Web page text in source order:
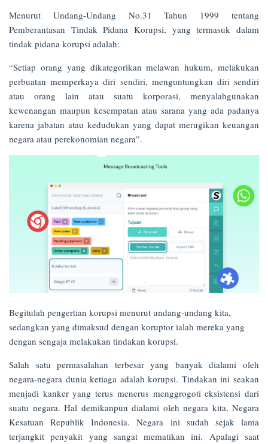
Menurut Undang-Undang No.31 Tahun 1999 tentang
Pemberantasan Tindak Pidana Korupsi, yang termasuk dalam
tindak pidana korupsi adalah:
“Setiap orang yang dikategorikan melawan hukum, melakukan
perbuatan memperkaya diri sendiri, menguntungkan diri sendiri
atau orang lain atau suatu korporasi, menyalahgunakan
kewenangan maupun kesempatan atau sarana yang ada padanya
karena jabatan atau kedudukan yang dapat merugikan keuangan
negara atau perekonomian negara”.
Begitulah pengertian korupsi menurut undang-undang kita,
sedangkan yang dimaksud dengan koruptor ialah mereka yang
dengan sengaja melakukan tindakan korupsi.
Salah satu permasalahan terbesar yang banyak dialami oleh
negara-negara dunia ketiaga adalah korupsi. Tindakan ini seakan
menjadi kanker yang terus menerus menggrogoti eksistensi dari
suatu negara. Hal demikanpun dialami oleh negara kita, Negara
Kesatuan Republik Indonesia. Negara ini sudah sejak lama
terjangkit penyakit yang sangat mematikan ini. Apalagi saat